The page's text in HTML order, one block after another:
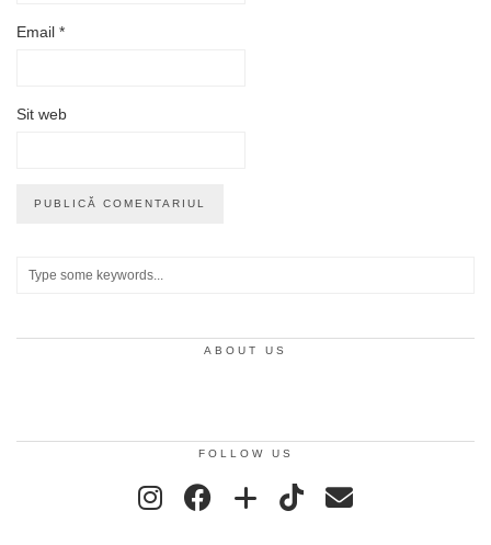
Email *
Sit web
ABOUT US
FOLLOW US